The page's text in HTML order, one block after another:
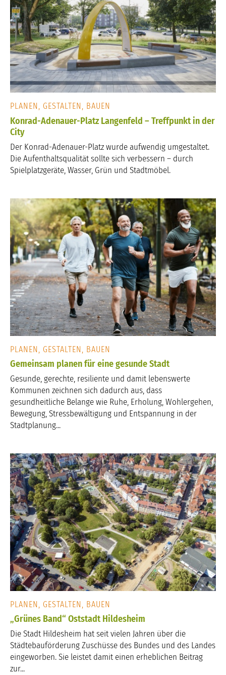
PLANEN, GESTALTEN, BAUEN
Konrad-Adenauer-Platz Langenfeld – Treffpunkt in der
City
Der Konrad-Adenauer-Platz wurde aufwendig umgestaltet.
Die Aufenthaltsqualität sollte sich verbessern – durch
Spielplatzgeräte, Wasser, Grün und Stadtmöbel.
PLANEN, GESTALTEN, BAUEN
Gemeinsam planen für eine gesunde Stadt
Gesunde, gerechte, resiliente und damit lebenswerte
Kommunen zeichnen sich dadurch aus, dass
gesundheitliche Belange wie Ruhe, Erholung, Wohlergehen,
Bewegung, Stressbewältigung und Entspannung in der
Stadtplanung...
PLANEN, GESTALTEN, BAUEN
„Grünes Band“ Oststadt Hildesheim
Die Stadt Hildesheim hat seit vielen Jahren über die
Städtebauförderung Zuschüsse des Bundes und des Landes
eingeworben. Sie leistet damit einen erheblichen Beitrag
zur...